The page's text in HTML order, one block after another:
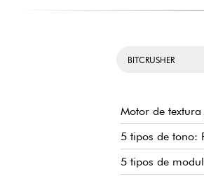
BITCRUSHER
Motor de
5 tipos de tono:
5 tipos de